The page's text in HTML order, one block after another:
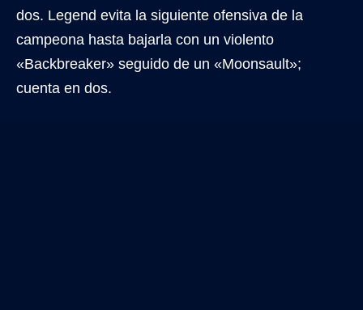
dos. Legend evita la siguiente ofensiva de la
campeona hasta bajarla con un violento
«Backbreaker» seguido de un «Moonsault»;
cuenta en dos.